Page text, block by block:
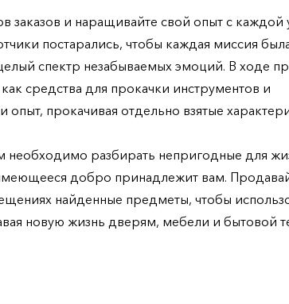
заказов и наращивайте свой опыт с каждой
постарались, чтобы каждая миссия
спектр незабываемых эмоций. В ходе
как средства для прокачки инструментов и
опыт, прокачивая отдельно взятые
необходимо разбирать непригодные для
добро принадлежит вам.
найденные предметы, чтобы
новую жизнь дверям, мебели и бытовой